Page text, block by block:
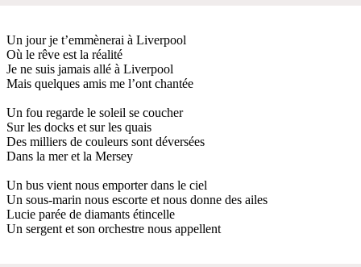
Un jour je t’emmènerai à Liverpool
Où le rêve est la réalité
Je ne suis jamais allé à Liverpool
Mais quelques amis me l’ont chantée
Un fou regarde le soleil se coucher
Sur les docks et sur les quais
Des milliers de couleurs sont déversées
Dans la mer et la Mersey
Un bus vient nous emporter dans le ciel
Un sous-marin nous escorte et nous donne des ailes
Lucie parée de diamants étincelle
Un sergent et son orchestre nous appellent